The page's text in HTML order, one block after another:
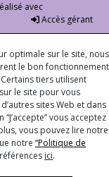
avec
Accès gérant
optimale sur le site, nous
le bon fonctionnement
tiers utilisent
le site pour vous
sites Web et dans
vous acceptez
vous pouvez lire notre
notre “Politique de
ici.